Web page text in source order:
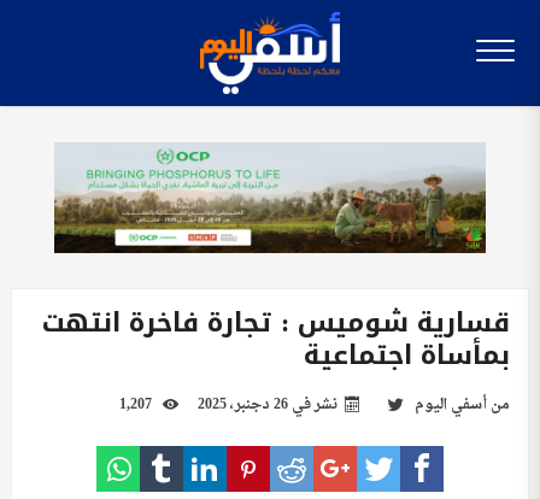
قسارية شوميس : تجارة فاخرة انتهت
بمأساة اجتماعية
منأسفي اليوم نشر في26 دجنبر، 2025